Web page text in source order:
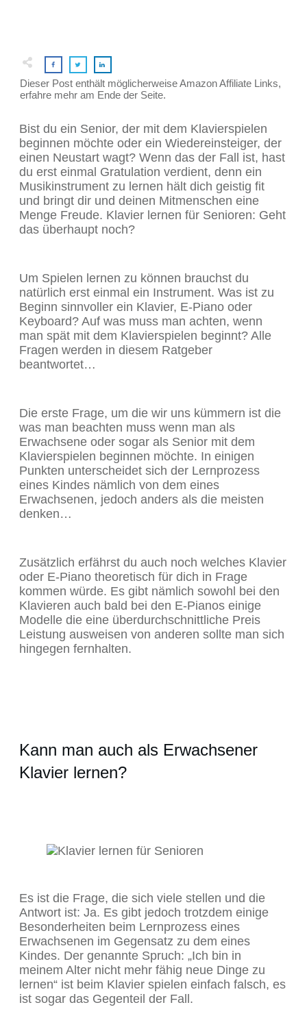
Dieser Post enthält möglicherweise Amazon Affiliate Links,
erfahre mehr am Ende der Seite.
Bist du ein Senior, der mit dem Klavierspielen
beginnen möchte oder ein Wiedereinsteiger, der
einen Neustart wagt? Wenn das der Fall ist, hast
du erst einmal Gratulation verdient, denn ein
Musikinstrument zu lernen hält dich geistig fit
und bringt dir und deinen Mitmenschen eine
Menge Freude. Klavier lernen für Senioren: Geht
das überhaupt noch?
Um Spielen lernen zu können brauchst du
natürlich erst einmal ein Instrument. Was ist zu
Beginn sinnvoller ein Klavier, E-Piano oder
Keyboard? Auf was muss man achten, wenn
man spät mit dem Klavierspielen beginnt? Alle
Fragen werden in diesem Ratgeber
beantwortet…
Die erste Frage, um die wir uns kümmern ist die
was man beachten muss wenn man als
Erwachsene oder sogar als Senior mit dem
Klavierspielen beginnen möchte. In einigen
Punkten unterscheidet sich der Lernprozess
eines Kindes nämlich von dem eines
Erwachsenen, jedoch anders als die meisten
denken…
Zusätzlich erfährst du auch noch welches Klavier
oder E-Piano theoretisch für dich in Frage
kommen würde. Es gibt nämlich sowohl bei den
Klavieren auch bald bei den E-Pianos einige
Modelle die eine überdurchschnittliche Preis
Leistung ausweisen von anderen sollte man sich
hingegen fernhalten.
Kann man auch als Erwachsener
Klavier lernen?
Es ist die Frage, die sich viele stellen und die
Antwort ist: Ja. Es gibt jedoch trotzdem einige
Besonderheiten beim Lernprozess eines
Erwachsenen im Gegensatz zu dem eines
Kindes. Der genannte Spruch: „Ich bin in
meinem Alter nicht mehr fähig neue Dinge zu
lernen“ ist beim Klavier spielen einfach falsch, es
ist sogar das Gegenteil der Fall.